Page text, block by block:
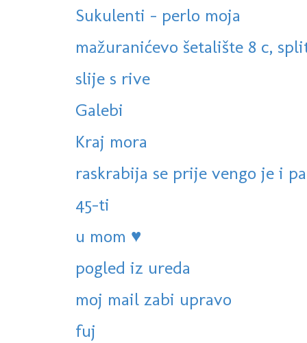
Sukulenti - perlo moja
mažuranićevo šetalište 8 c,
slije s rive
Galebi
Kraj mora
raskrabija se prije vengo je i
45-ti
u mom ♥
pogled iz ureda
moj mail zabi upravo
fuj